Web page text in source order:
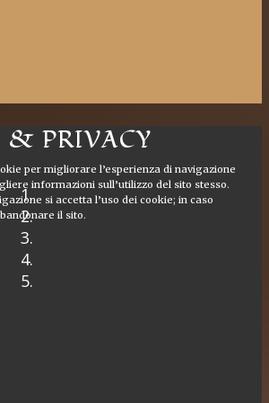
& PRIVACY
per migliorare l’esperienza di navigazione
informazioni sull’utilizzo del sito stesso.
si accetta l’uso dei cookie; in caso
il sito.